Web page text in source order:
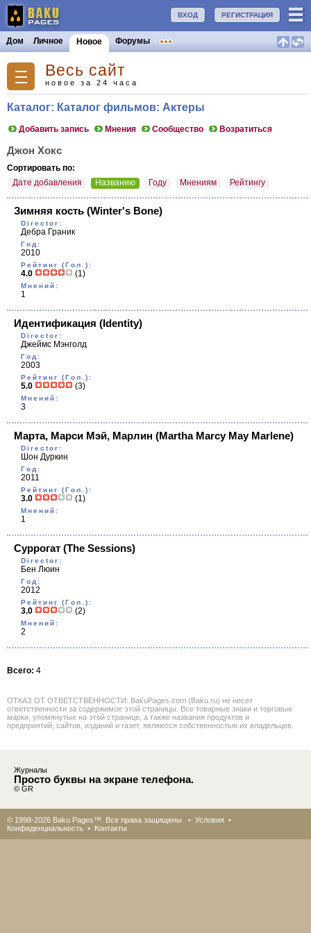
РЕГИСТРАЦИЯ
ВХОД
Дом Личное Новое Форумы
Весь сайт
новое за 24 часа
Каталог: Каталог фильмов: Актеры
Добавить запись Мнения Сообщество Возратиться
Джон Хокс
Сортировать по:
Дате добавления
Названию Году Мнениям Рейтингу
Зимняя кость (Winter's Bone)
Director:
Дебра Граник
Год:
2010
Рейтинг (Гол.):
4.0 (1)
Мнений:
1
Идентификация (Identity)
Director:
Джеймс Мэнголд
Год:
2003
Рейтинг (Гол.):
5.0 (3)
Мнений:
3
Марта, Марси Мэй, Марлин (Martha Marcy May Marlene)
Director:
Шон Дуркин
Год:
2011
Рейтинг (Гол.):
3.0 (1)
Мнений:
1
Суррогат (The Sessions)
Director:
Бен Люин
Год:
2012
Рейтинг (Гол.):
3.0 (2)
Мнений:
2
Всего: 4
ОТКАЗ ОТ ОТВЕТСТВЕННОСТИ: BakuPages.com (Baku.ru) не несет
ответственности за содержимое этой страницы. Все товарные знаки и торговые
марки, упомянутые на этой странице, а также названия продуктов и
предприятий, сайтов, изданий и газет, являются собственностью их владельцев.
Журналы
Просто буквы на экране телефона.
© GR
© 1998-2026 Baku Pages™. Все права защищены • Условия •
Конфиденциальность • Контакты